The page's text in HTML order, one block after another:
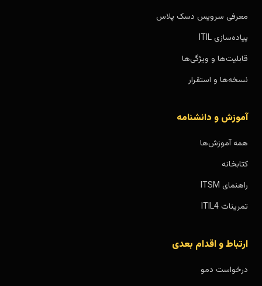
معرفی سرویس دسک پلاس
پیاده‌سازی ITIL
قابلیت‌ها و ویژگی‌ها
نسخه‌ها و استقرار
آموزش و دانشنامه
همه آموزش‌ها
کتابخانه
راهنمای ITSM
تمرینات ITIL4
ارتباط و اقدام بعدی
درخواست دمو